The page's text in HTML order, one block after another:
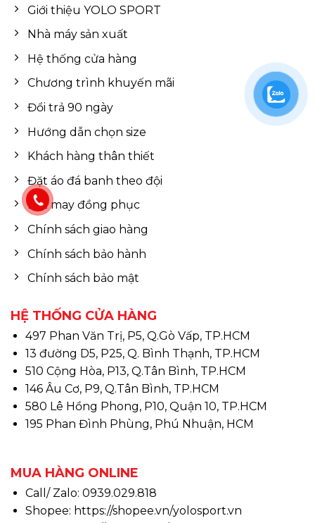
Giới thiệu YOLO SPORT
Nhà máy sản xuất
Hệ thống cửa hàng
Chương trình khuyến mãi
Đổi trả 90 ngày
Hướng dẫn chọn size
Khách hàng thân thiết
Đặt áo đá banh theo đội
Đặt may đồng phục
Chính sách giao hàng
Chính sách bảo hành
Chính sách bảo mật
HỆ THỐNG CỬA HÀNG
497 Phan Văn Trị, P5, Q.Gò Vấp, TP.HCM
13 đường D5, P25, Q. Bình Thạnh, TP.HCM
510 Cộng Hòa, P13, Q.Tân Bình, TP.HCM
146 Âu Cơ, P9, Q.Tân Bình, TP.HCM
580 Lê Hồng Phong, P10, Quận 10, TP.HCM
195 Phan Đình Phùng, Phú Nhuận, HCM
MUA HÀNG ONLINE
Call/ Zalo: 0939.029.818
Shopee: https://shopee.vn/yolosport.vn